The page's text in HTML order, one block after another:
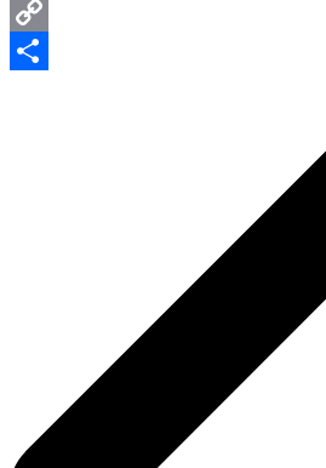
Google
Translate
Copy